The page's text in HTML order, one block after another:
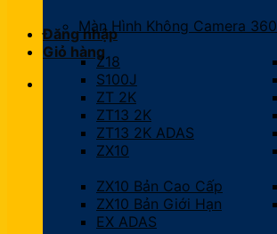
Đăng nhập
Giỏ hàng
Màn Hình Không Camera 360
Z18
S100J
ZT 2K
ZT13 2K
ZT13 2K ADAS
ZX10
ZX10 Bản Cao Cấp
ZX10 Bản Giới Hạn
EX ADAS